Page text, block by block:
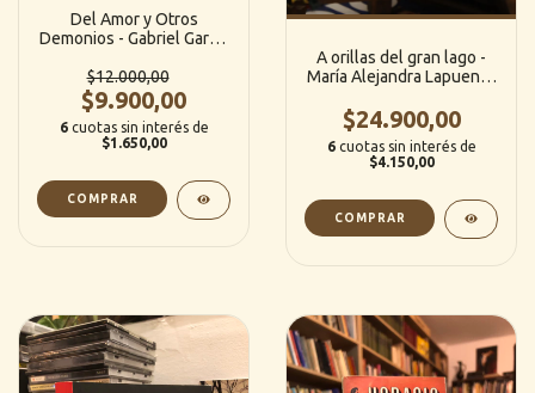
Del Amor y Otros
Demonios - Gabriel García
$12.000,00
$9.900,00
6 cuotas sin interés de
$1.650,00
A orillas del gran lago -
María Alejandra Lapuente
$24.900,00
6 cuotas sin interés de
$4.150,00